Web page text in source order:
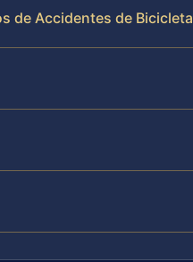
de Accidentes de Bicicleta